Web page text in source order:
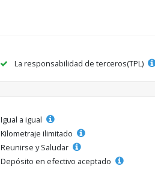
La responsabilidad de terceros(TPL)
Igual a igual
Kilometraje ilimitado
Reunirse y Saludar
Depósito en efectivo aceptado